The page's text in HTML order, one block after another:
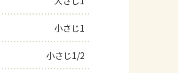
小さじ1
小さじ1/2